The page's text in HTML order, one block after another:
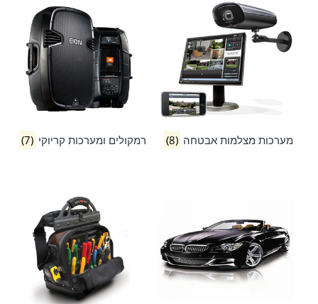
מערכות מצלמות אבטחה (8) רמקולים ומערכות קריוקי (7)